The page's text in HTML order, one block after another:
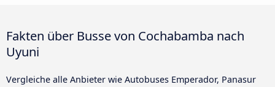
Fakten über Busse von Cochabamba nach
Uyuni
Vergleiche alle Anbieter wie Autobuses Emperador, Panasur